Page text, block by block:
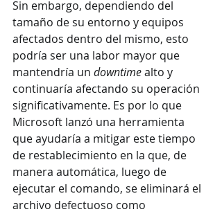
Sin embargo, dependiendo del
tamaño de su entorno y equipos
afectados dentro del mismo, esto
podría ser una labor mayor que
mantendría un downtime alto y
continuaría afectando su operación
significativamente. Es por lo que
Microsoft lanzó una herramienta
que ayudaría a mitigar este tiempo
de restablecimiento en la que, de
manera automática, luego de
ejecutar el comando, se eliminará el
archivo defectuoso como